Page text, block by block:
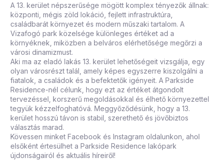
A 13. kerület népszerűsége mögött komplex tényezők állnak:
központi, mégis zöld lokáció, fejlett infrastruktúra,
családbarát környezet és modern műszaki tartalom. A
Vizafogó park közelsége különleges értéket ad a
környéknek, miközben a belváros elérhetősége megőrzi a
városi dinamizmust.
Aki ma az eladó lakás 13. kerület lehetőségeit vizsgálja, egy
olyan városrészt talál, amely képes egyszerre kiszolgálni a
fiatalok, a családok és a befektetők igényeit. A Parkside
Residence-nél célunk, hogy ezt az értéket átgondolt
tervezéssel, korszerű megoldásokkal és élhető környezettel
tegyük kézzelfoghatóvá. Meggyőződésünk, hogy a 13.
kerület hosszú távon is stabil, szerethető és jövőbiztos
választás marad.
Kövessen minket Facebook és Instagram oldalunkon, ahol
elsőként értesülhet a Parkside Residence lakópark
újdonságairól és aktuális híreiről!